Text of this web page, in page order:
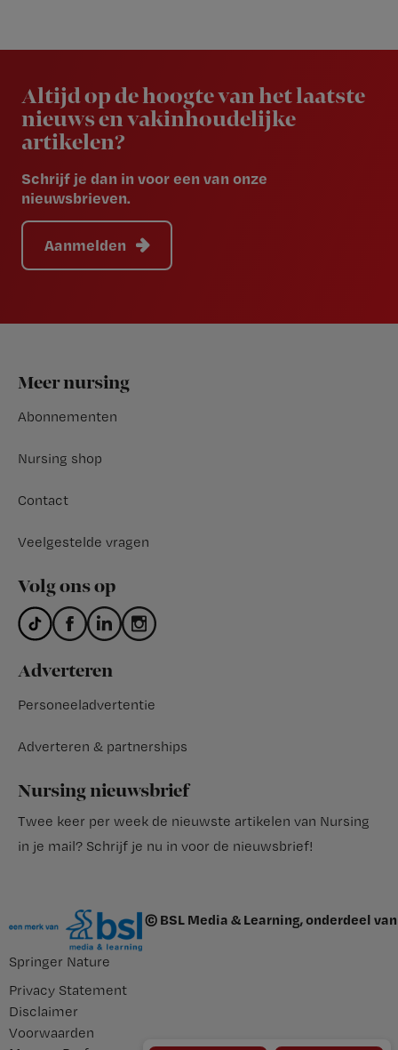
Altijd op de hoogte van het laatste
nieuws en vakinhoudelijke
artikelen?
Schrijf je dan in voor een van onze
nieuwsbrieven.
Aanmelden
Footer
Meer nursing
Abonnementen
Nursing shop
Contact
Veelgestelde vragen
Volg ons op
Adverteren
Personeeladvertentie
Adverteren & partnerships
Nursing nieuwsbrief
Twee keer per week de nieuwste artikelen van Nursing
in je mail? Schrijf je nu in voor de nieuwsbrief!
© BSL Media & Learning, onderdeel van
Springer Nature
Privacy Statement
Disclaimer
Voorwaarden